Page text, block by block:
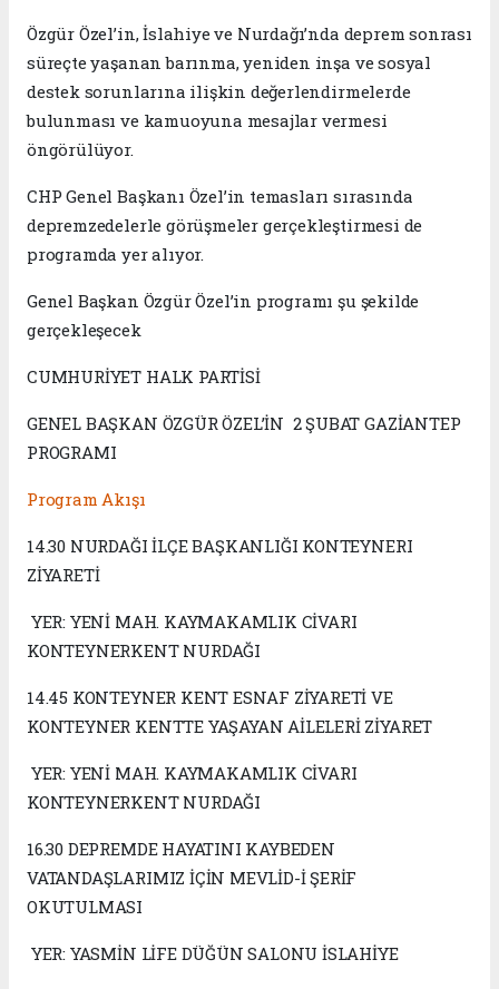
Özgür Özel’in, İslahiye ve Nurdağı’nda deprem sonrası
süreçte yaşanan barınma, yeniden inşa ve sosyal
destek sorunlarına ilişkin değerlendirmelerde
bulunması ve kamuoyuna mesajlar vermesi
öngörülüyor.
CHP Genel Başkanı Özel’in temasları sırasında
depremzedelerle görüşmeler gerçekleştirmesi de
programda yer alıyor.
Genel Başkan Özgür Özel’in programı şu şekilde
gerçekleşecek
CUMHURİYET HALK PARTİSİ
GENEL BAŞKAN ÖZGÜR ÖZEL’İN 2 ŞUBAT GAZİANTEP
PROGRAMI
Program Akışı
14.30 NURDAĞI İLÇE BAŞKANLIĞI KONTEYNERI
ZİYARETİ
YER: YENİ MAH. KAYMAKAMLIK CİVARI
KONTEYNERKENT NURDAĞI
14.45 KONTEYNER KENT ESNAF ZİYARETİ VE
KONTEYNER KENTTE YAŞAYAN AİLELERİ ZİYARET
YER: YENİ MAH. KAYMAKAMLIK CİVARI
KONTEYNERKENT NURDAĞI
16.30 DEPREMDE HAYATINI KAYBEDEN
VATANDAŞLARIMIZ İÇİN MEVLİD-İ ŞERİF
OKUTULMASI
YER: YASMİN LİFE DÜĞÜN SALONU İSLAHİYE